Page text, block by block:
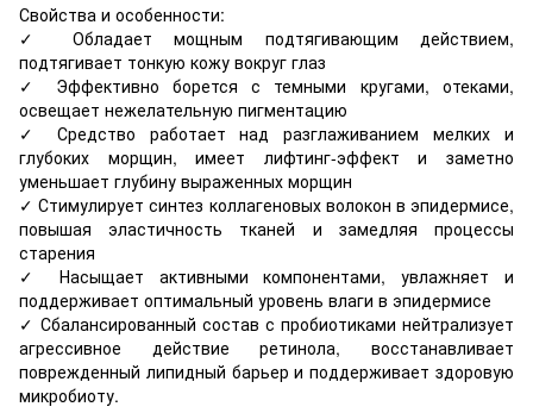
Свойства и особенности:
✓ Обладает мощным подтягивающим действием,
подтягивает тонкую кожу вокруг глаз
✓ Эффективно борется с темными кругами, отеками,
освещает нежелательную пигментацию
✓ Средство работает над разглаживанием мелких и
глубоких морщин, имеет лифтинг-эффект и заметно
уменьшает глубину выраженных морщин
✓ Стимулирует синтез коллагеновых волокон в эпидермисе,
повышая эластичность тканей и замедляя процессы
старения
✓ Насыщает активными компонентами, увлажняет и
поддерживает оптимальный уровень влаги в эпидермисе
✓ Сбалансированный состав с пробиотиками нейтрализует
агрессивное действие ретинола, восстанавливает
поврежденный липидный барьер и поддерживает здоровую
микробиоту.